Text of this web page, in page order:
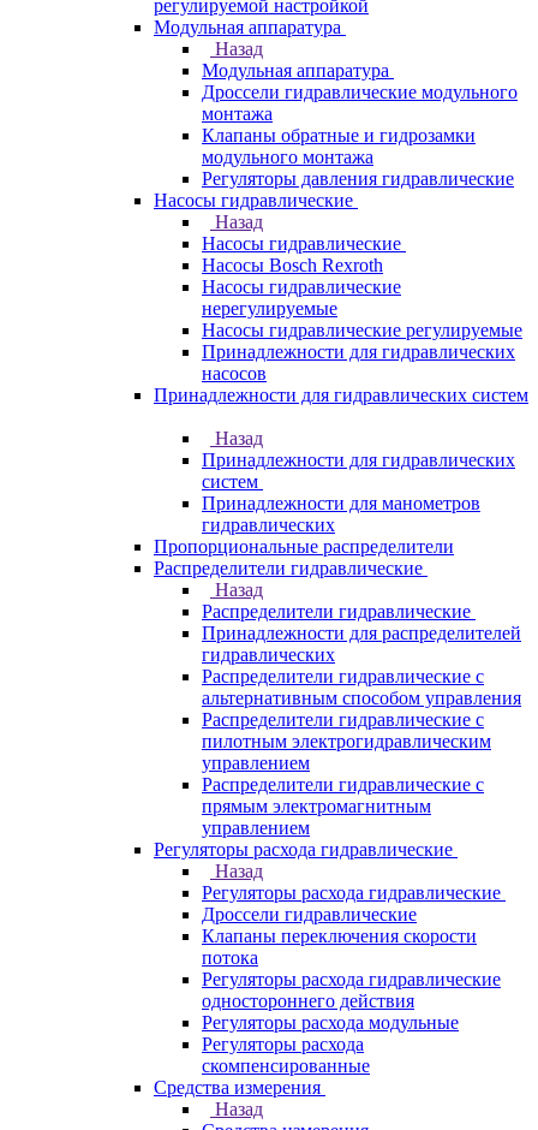
регулируемой настройкой
Модульная аппаратура
Назад
Модульная аппаратура
Дроссели гидравлические модульного
монтажа
Клапаны обратные и гидрозамки
модульного монтажа
Регуляторы давления гидравлические
Насосы гидравлические
Назад
Насосы гидравлические
Насосы Bosch Rexroth
Насосы гидравлические
нерегулируемые
Насосы гидравлические регулируемые
Принадлежности для гидравлических
насосов
Принадлежности для гидравлических систем
Назад
Принадлежности для гидравлических
систем
Принадлежности для манометров
гидравлических
Пропорциональные распределители
Распределители гидравлические
Назад
Распределители гидравлические
Принадлежности для распределителей
гидравлических
Распределители гидравлические с
альтернативным способом управления
Распределители гидравлические с
пилотным электрогидравлическим
управлением
Распределители гидравлические с
прямым электромагнитным
управлением
Регуляторы расхода гидравлические
Назад
Регуляторы расхода гидравлические
Дроссели гидравлические
Клапаны переключения скорости
потока
Регуляторы расхода гидравлические
одностороннего действия
Регуляторы расхода модульные
Регуляторы расхода
скомпенсированные
Средства измерения
Назад